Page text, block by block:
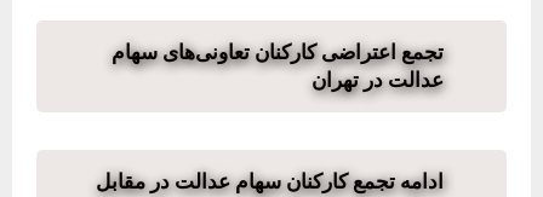
تجمع اعتراضی کارکنان تعاونی‌های سهام
عدالت در تهران
ادامه تجمع کارکنان سهام عدالت در مقابل